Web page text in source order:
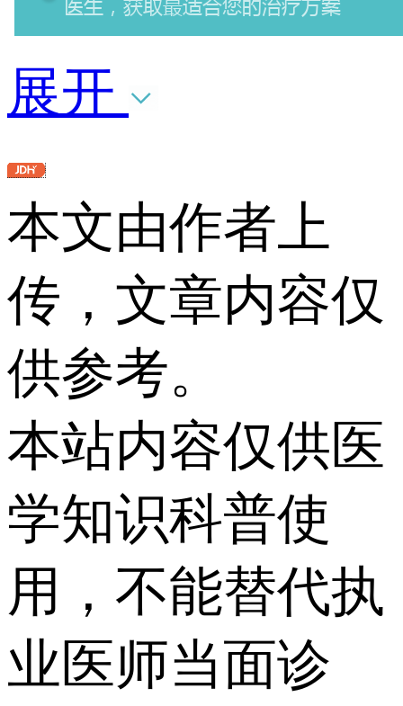
展开
本文由作者上
传，文章内容仅
供参考。
本站内容仅供医
学知识科普使
用，不能替代执
业医师当面诊